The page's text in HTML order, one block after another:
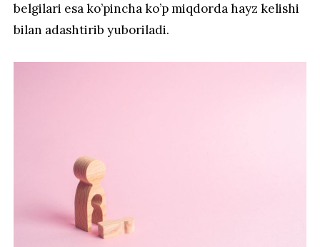
belgilari esa ko’pincha ko’p miqdorda hayz kelishi
bilan adashtirib yuboriladi.